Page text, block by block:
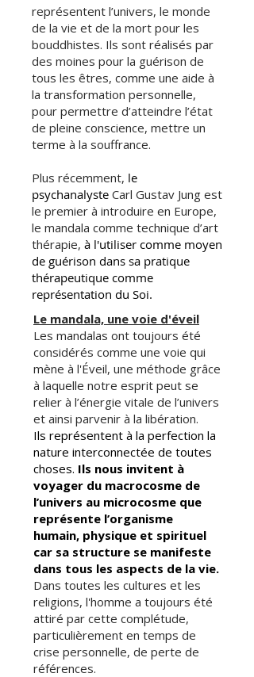
représentent l’univers, le monde
de la vie et de la mort pour les
bouddhistes. Ils sont réalisés par
des moines pour la guérison de
tous les êtres, comme une aide à
la transformation personnelle,
pour permettre d’atteindre l’état
de pleine conscience, mettre un
terme à la souffrance.
Plus récemment, le
psychanalyste Carl Gustav Jung est
le premier à introduire en Europe,
le mandala comme technique d’art
thérapie, à l'utiliser comme moyen
de guérison dans sa pratique
thérapeutique comme
représentation du Soi.
Le mandala, une voie d'éveil
Les mandalas ont toujours été
considérés comme une voie qui
mène à l'Éveil, une méthode grâce
à laquelle notre esprit peut se
relier à l’énergie vitale de l’univers
et ainsi parvenir à la libération.
Ils représentent à la perfection la
nature interconnectée de toutes
choses. Ils nous invitent à
voyager du macrocosme de
l’univers au microcosme que
représente l’organisme
humain, physique et spirituel
car sa structure se manifeste
dans tous les aspects de la vie.
Dans toutes les cultures et les
religions, l'homme a toujours été
attiré par cette complétude,
particulièrement en temps de
crise personnelle, de perte de
références.